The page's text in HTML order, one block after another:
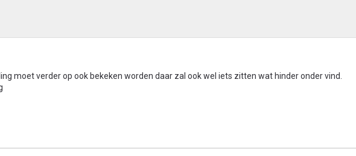
moet verder op ook bekeken worden daar zal ook wel iets zitten wat hinder onder vind.